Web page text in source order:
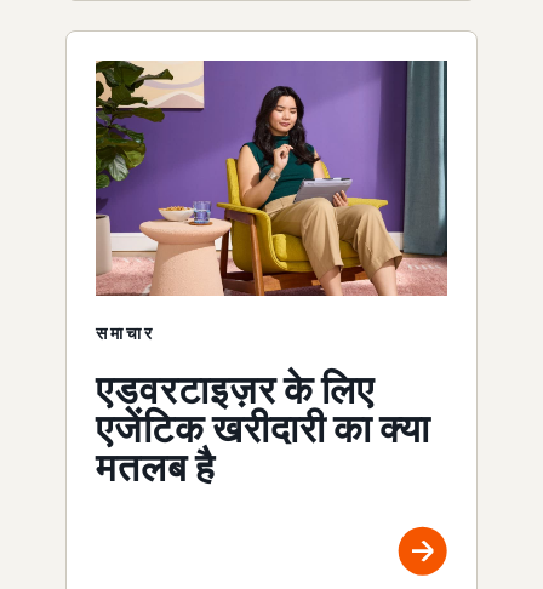
समाचार
एडवरटाइज़र के लिए
एजेंटिक खरीदारी का क्या
मतलब है